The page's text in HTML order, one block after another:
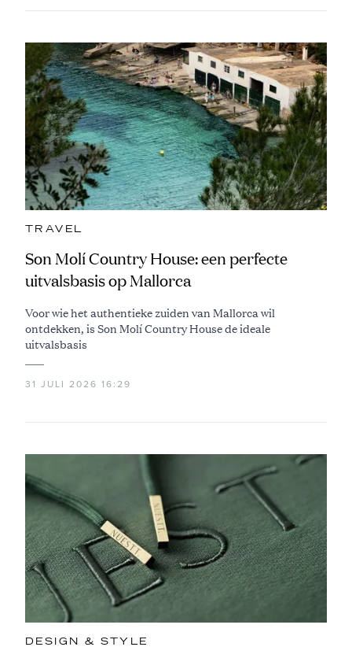
TRAVEL
Son Molí Country House: een perfecte
uitvalsbasis op Mallorca
Voor wie het authentieke zuiden van Mallorca wil
ontdekken, is Son Molí Country House de ideale
uitvalsbasis
31 JULI 2026 16:29
DESIGN & STYLE